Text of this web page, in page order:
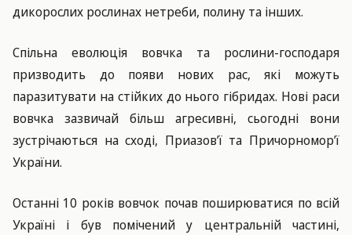
дикорослих рослинах нетреби, полину та інших.
Спільна еволюція вовчка та рослини-господаря
призводить до появи нових рас, які можуть
паразитувати на стійких до нього гібридах. Нові раси
вовчка зазвичай більш агресивні, сьогодні вони
зустрічаються на сході, Приазов’ї та Причорномор’ї
України.
Останні 10 років вовчок почав поширюватися по всій
Україні і був помічений у центральній частині,